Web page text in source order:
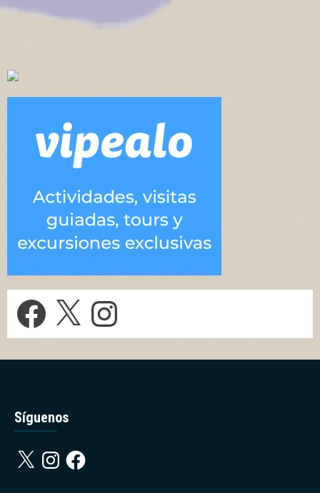
Facebook Instagram
Síguenos
X InstagramFacebook